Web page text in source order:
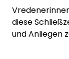
diese
und Anliegen